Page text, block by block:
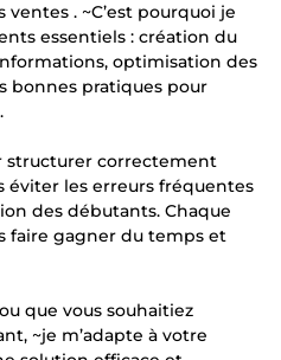
. ~C’est pourquoi je
essentiels : création du
optimisation des
bonnes pratiques pour
structurer correctement
éviter les erreurs fréquentes
des débutants. Chaque
faire gagner du temps et
que vous souhaitiez
~je m’adapte à votre